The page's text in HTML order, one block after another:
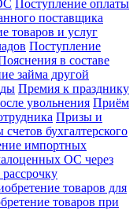
Поступление оплаты
поставщика
товаров и услуг
Поступление
в составе
займа другой
Премия к празднику
увольнения Приём
Призы и
бухгалтерского
импортных
ОС через
товаров для
товаров при